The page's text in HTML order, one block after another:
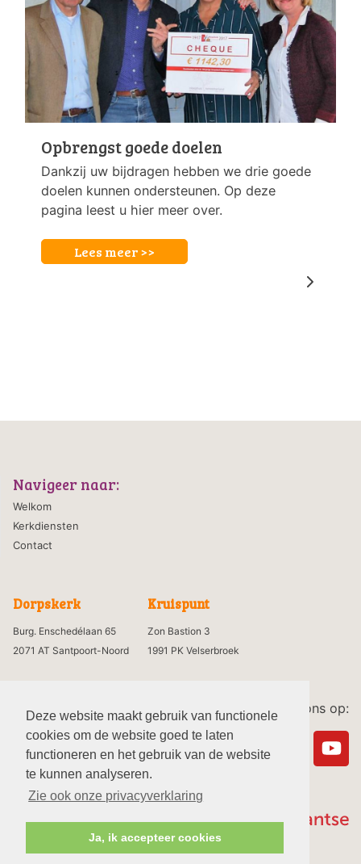
Deze website maakt gebruik van functionele
cookies om de website goed te laten
functioneren en het gebruik van de website
te kunnen analyseren.
Zie ook onze privacyverklaring
Ja, ik accepteer cookies
Opbrengst goede doelen
Dankzij uw bijdragen hebben we drie goede
doelen kunnen ondersteunen. Op deze
pagina leest u hier meer over.
Lees meer >>
Navigeer naar:
Welkom
Kerkdiensten
Contact
Dorpskerk Kruispunt
Burg. Enschedélaan 65
2071 AT Santpoort-Noord
Zon Bastion 3
1991 PK Velserbroek
Volg ons op: